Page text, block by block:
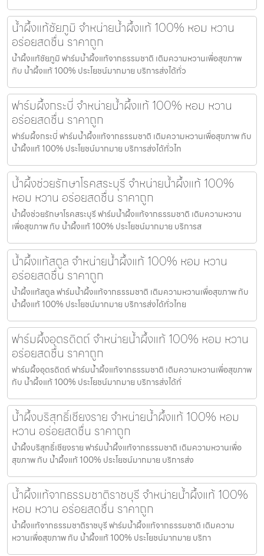
น้ำผึ้งแท้ชัยภูมิ จำหน่ายน้ำผึ้งแท้ 100% หอม หวาน
อร่อยสดชื่น ราคาถูก
น้ำผึ้งแท้ชัยภูมิ ฟาร์มน้ำผึ้งแท้จากธรรมชาติ เติมความหวานเพื่อสุขภาพ
กับ น้ำผึ้งแท้ 100% ประโยชน์มากมาย บริการส่งได้ทั่ว
ฟาร์มผึ้งกระบี่ จำหน่ายน้ำผึ้งแท้ 100% หอม หวาน
อร่อยสดชื่น ราคาถูก
ฟาร์มผึ้งกระบี่ ฟาร์มน้ำผึ้งแท้จากธรรมชาติ เติมความหวานเพื่อสุขภาพ กับ
น้ำผึ้งแท้ 100% ประโยชน์มากมาย บริการส่งได้ทั่วไท
น้ำผึ้งช่วยรักษาโรคสระบุรี จำหน่ายน้ำผึ้งแท้ 100%
หอม หวาน อร่อยสดชื่น ราคาถูก
น้ำผึ้งช่วยรักษาโรคสระบุรี ฟาร์มน้ำผึ้งแท้จากธรรมชาติ เติมความหวาน
เพื่อสุขภาพ กับ น้ำผึ้งแท้ 100% ประโยชน์มากมาย บริการส
น้ำผึ้งแท้สตูล จำหน่ายน้ำผึ้งแท้ 100% หอม หวาน
อร่อยสดชื่น ราคาถูก
น้ำผึ้งแท้สตูล ฟาร์มน้ำผึ้งแท้จากธรรมชาติ เติมความหวานเพื่อสุขภาพ กับ
น้ำผึ้งแท้ 100% ประโยชน์มากมาย บริการส่งได้ทั่วไทย
ฟาร์มผึ้งอุตรดิตถ์ จำหน่ายน้ำผึ้งแท้ 100% หอม หวาน
อร่อยสดชื่น ราคาถูก
ฟาร์มผึ้งอุตรดิตถ์ ฟาร์มน้ำผึ้งแท้จากธรรมชาติ เติมความหวานเพื่อสุขภาพ
กับ น้ำผึ้งแท้ 100% ประโยชน์มากมาย บริการส่งได้ทั่
น้ำผึ้งบริสุทธิ์เชียงราย จำหน่ายน้ำผึ้งแท้ 100% หอม
หวาน อร่อยสดชื่น ราคาถูก
น้ำผึ้งบริสุทธิ์เชียงราย ฟาร์มน้ำผึ้งแท้จากธรรมชาติ เติมความหวานเพื่อ
สุขภาพ กับ น้ำผึ้งแท้ 100% ประโยชน์มากมาย บริการส่ง
น้ำผึ้งแท้จากธรรมชาติราชบุรี จำหน่ายน้ำผึ้งแท้ 100%
หอม หวาน อร่อยสดชื่น ราคาถูก
น้ำผึ้งแท้จากธรรมชาติราชบุรี ฟาร์มน้ำผึ้งแท้จากธรรมชาติ เติมความ
หวานเพื่อสุขภาพ กับ น้ำผึ้งแท้ 100% ประโยชน์มากมาย บริกา